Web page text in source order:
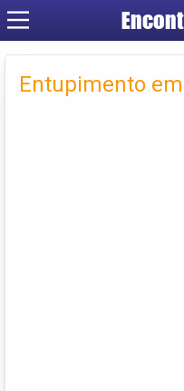
Entupimento